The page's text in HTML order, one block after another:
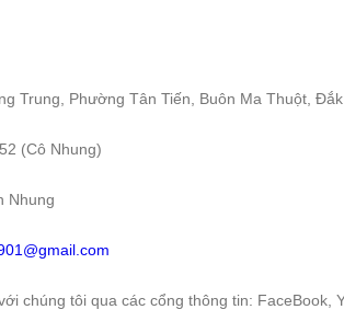
Trung, Phường Tân Tiến, Buôn Ma Thuột,
(Cô Nhung)
Nhung
chúng tôi qua các cổng thông tin: FaceBook,